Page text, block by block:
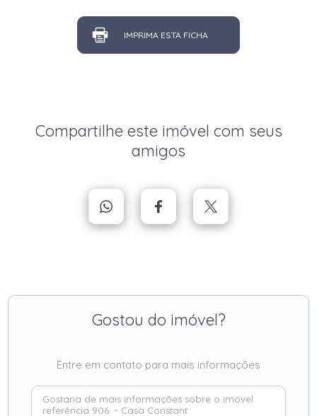
IMPRIMA ESTA FICHA
Compartilhe este imóvel com seus
amigos
Gostou do imóvel?
Entre em contato para mais informações